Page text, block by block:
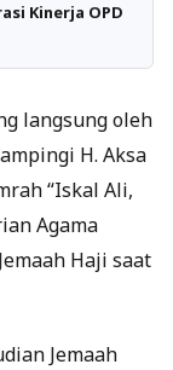
Kinerja OPD
langsung oleh
H. Aksa
“Iskal Ali,
Agama
Haji saat
Jemaah